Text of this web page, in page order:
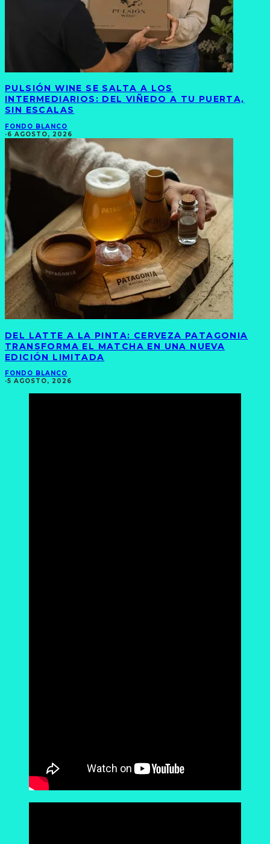
PULSIÓN WINE SE SALTA A LOS
INTERMEDIARIOS: DEL VIÑEDO A TU PUERTA,
SIN ESCALAS
FONDO BLANCO
·6 AGOSTO, 2026
DEL LATTE A LA PINTA: CERVEZA PATAGONIA
TRANSFORMA EL MATCHA EN UNA NUEVA
EDICIÓN LIMITADA
FONDO BLANCO
·5 AGOSTO, 2026